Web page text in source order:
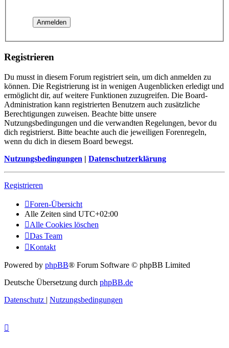
Registrieren
Du musst in diesem Forum registriert sein, um dich anmelden zu
können. Die Registrierung ist in wenigen Augenblicken erledigt und
ermöglicht dir, auf weitere Funktionen zuzugreifen. Die Board-
Administration kann registrierten Benutzern auch zusätzliche
Berechtigungen zuweisen. Beachte bitte unsere
Nutzungsbedingungen und die verwandten Regelungen, bevor du
dich registrierst. Bitte beachte auch die jeweiligen Forenregeln,
wenn du dich in diesem Board bewegst.
Nutzungsbedingungen | Datenschutzerklärung
Registrieren
Foren-Übersicht
Alle Zeiten sind UTC+02:00
Alle Cookies löschen
Das Team
Kontakt
Powered by phpBB® Forum Software © phpBB Limited
Deutsche Übersetzung durch phpBB.de
Datenschutz | Nutzungsbedingungen